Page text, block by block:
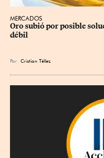
MERCADOS
Oro subió por posible
débil
Por Cristian Téllez